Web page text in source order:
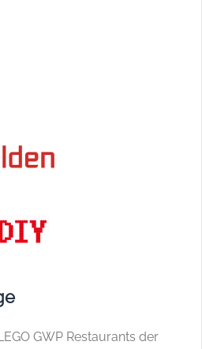
GWP Restaurants der